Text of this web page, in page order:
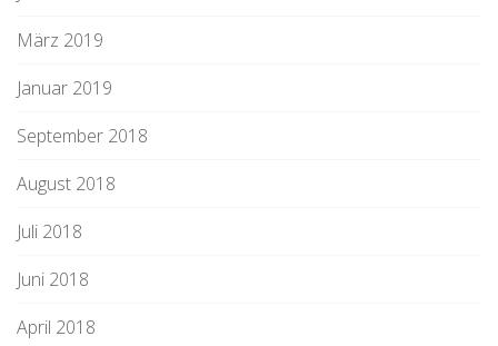
März 2019
Januar 2019
September 2018
August 2018
Juli 2018
Juni 2018
April 2018